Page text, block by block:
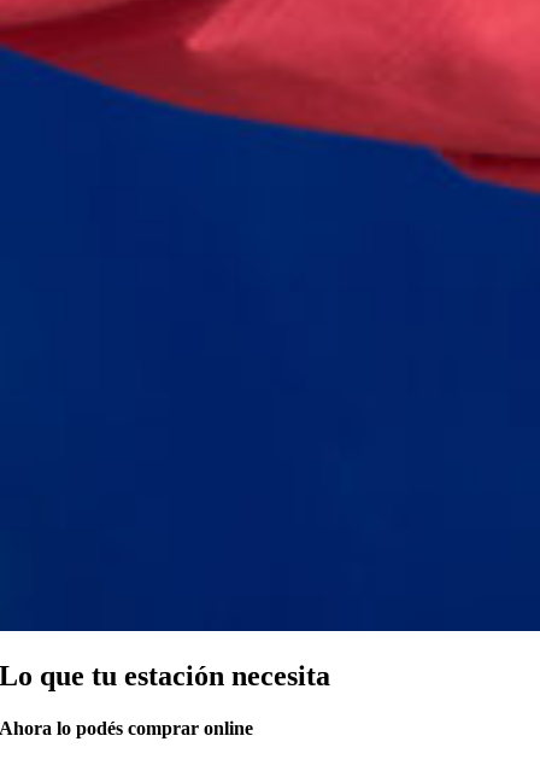
Lo que tu estación necesita
Ahora lo podés comprar online